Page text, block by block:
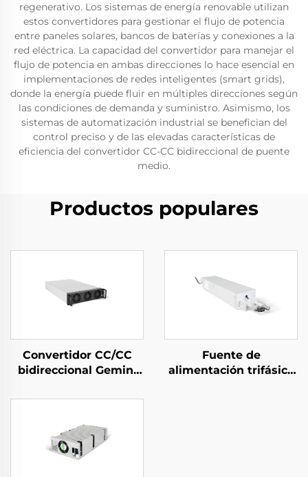
regenerativo. Los sistemas de energía renovable utilizan
estos convertidores para gestionar el flujo de potencia
entre paneles solares, bancos de baterías y conexiones a la
red eléctrica. La capacidad del convertidor para manejar el
flujo de potencia en ambas direcciones lo hace esencial en
implementaciones de redes inteligentes (smart grids),
donde la energía puede fluir en múltiples direcciones según
las condiciones de demanda y suministro. Asimismo, los
sistemas de automatización industrial se benefician del
control preciso y de las elevadas características de
eficiencia del convertidor CC-CC bidireccional de puente
medio.
Productos populares
Convertidor CC/CC
bidireccional Gemini
Fuente de
alimentación trifásica